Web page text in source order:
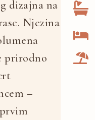
dizajna na
Njezina
prirodno
–